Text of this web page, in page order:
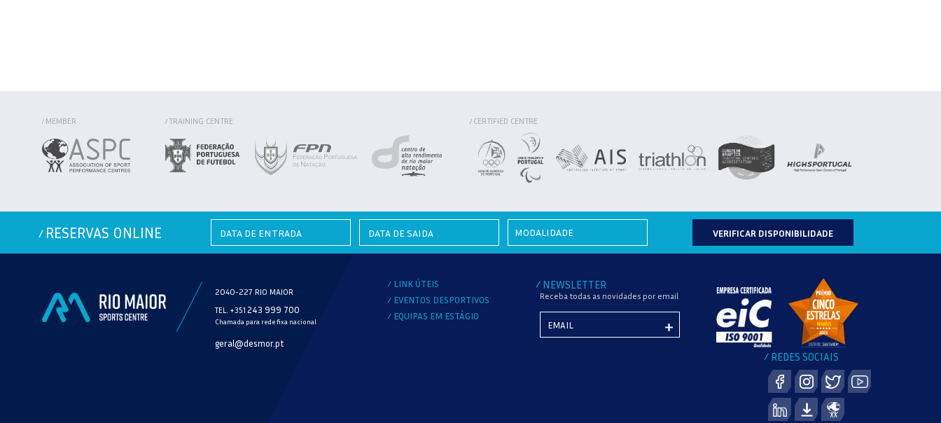
/ MEMBER / TRAINING CENTRE / CERTIFIED CENTRE
/ RESERVAS ONLINE MODALIDADE VERIFICAR DISPONIBILIDADE
2040-227 RIO MAIOR
TEL. +351 243 999 700
Chamada para rede fixa nacional
geral@desmor.pt
/ LINK ÚTEIS
/ EVENTOS DESPORTIVOS
/ EQUIPAS EM ESTÁGIO
/ NEWSLETTER
Receba todas as novidades por email
/ REDES SOCIAIS